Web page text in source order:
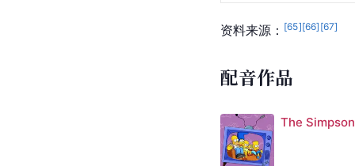
资料来源： [65][66] [67]
配音作品
The